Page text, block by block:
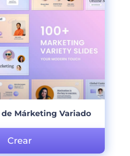
Márketing Variado
Crear